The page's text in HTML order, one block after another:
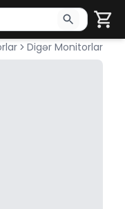
yazın. Göndərmək
Digər Monitorlar